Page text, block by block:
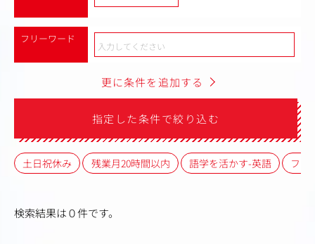
フリーワード
更に条件を追加する
指定した条件で絞り込む
土日祝休み 残業月20時間以内 語学を活かす-英語 フレ
検索結果は０件です。